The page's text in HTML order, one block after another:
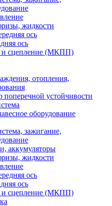
жидкости
ось
ось
и сцепление (МКПП)
отопления,
поперечной устойчивости
оборудование
зажигание,
аккумуляторы
жидкости
ось
ось
и сцепление (МКПП)